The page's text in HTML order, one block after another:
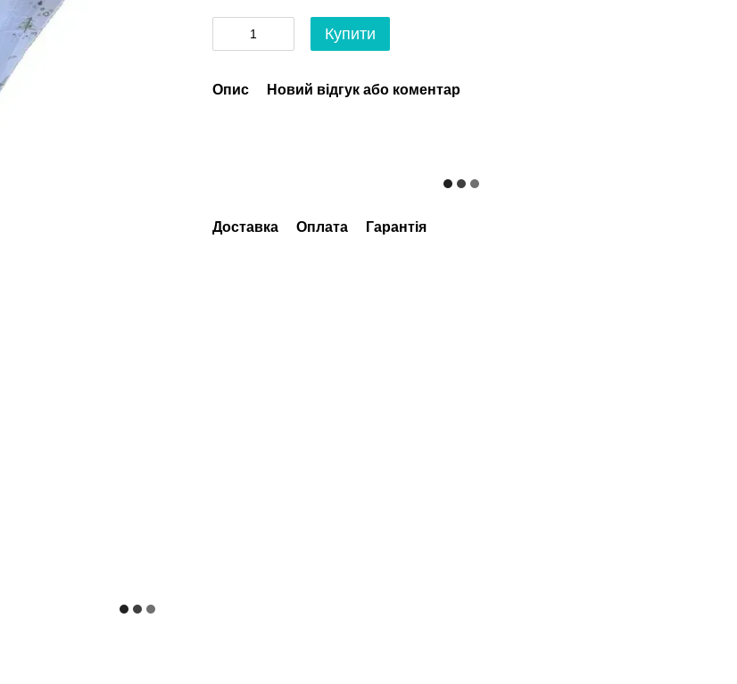
Купити
Опис Новий відгук або коментар
Доставка Оплата Гарантія